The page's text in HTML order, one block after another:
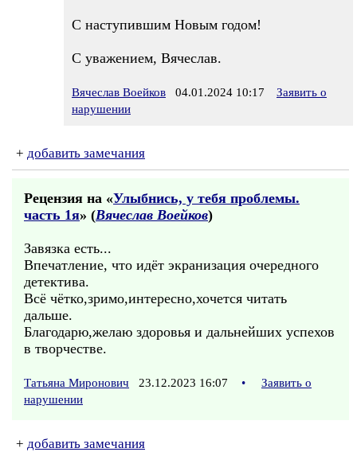
С наступившим Новым годом!
С уважением, Вячеслав.
Вячеслав Воейков 04.01.2024 10:17
Заявить о
нарушении
+ добавить замечания
Рецензия на «Улыбнись, у тебя проблемы.
часть 1я» (Вячеслав Воейков)
Завязка есть...
Впечатление, что идёт экранизация очередного
детектива.
Всё чётко,зримо,интересно,хочется читать
дальше.
Благодарю,желаю здоровья и дальнейших успехов
в творчестве.
Татьяна Миронович 23.12.2023 16:07 •
Заявить о
нарушении
+ добавить замечания